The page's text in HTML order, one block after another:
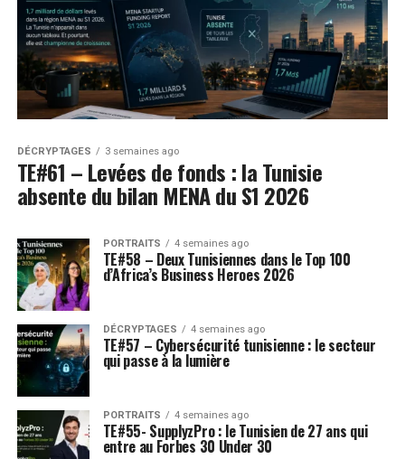
DÉCRYPTAGES 3 semaines ago
TE#61 – Levées de fonds : la Tunisie
absente du bilan MENA du S1 2026
PORTRAITS 4 semaines ago
TE#58 – Deux Tunisiennes dans le Top 100
d’Africa’s Business Heroes 2026
DÉCRYPTAGES 4 semaines ago
TE#57 – Cybersécurité tunisienne : le secteur
qui passe à la lumière
PORTRAITS 4 semaines ago
TE#55- SupplyzPro : le Tunisien de 27 ans qui
entre au Forbes 30 Under 30